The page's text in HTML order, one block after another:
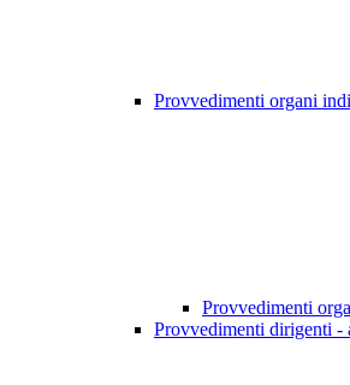
Provvedimenti organi
Provvedimenti
Provvedimenti dirigenti -